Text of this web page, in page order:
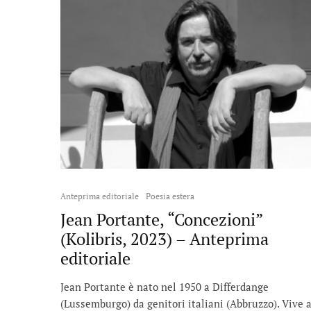
Anteprima editoriale Poesia estera
Jean Portante, “Concezioni”
(Kolibris, 2023) – Anteprima
editoriale
Jean Portante è nato nel 1950 a Differdange
(Lussemburgo) da genitori italiani (Abbruzzo). Vive a